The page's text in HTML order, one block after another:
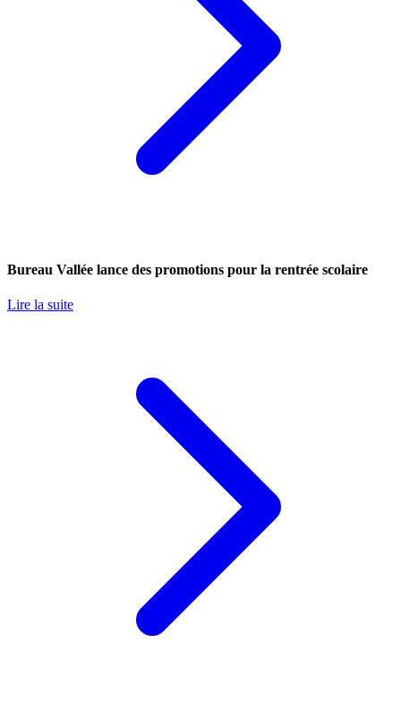
Bureau Vallée lance des promotions pour la rentrée scolaire
Lire la suite